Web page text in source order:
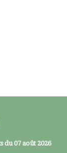
du 07 août 2026